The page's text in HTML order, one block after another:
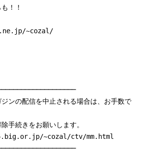
！！
~cozal/
ンの配信を中止される場合は、お手数で
続きをお願いします。
~cozal/ctv/mm.html